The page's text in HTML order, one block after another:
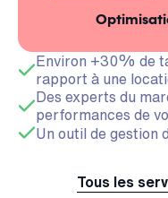
Environ +30% de
rapport à une
Des experts du
performances de
Un outil de gestion
Tous les